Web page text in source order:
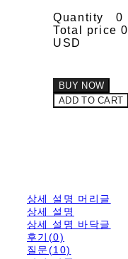
Quantity
0
Total price 0
USD
BUY NOW
ADD TO CART
상세 설명 머리글
상세 설명
상세 설명 바닥글
후기(0)
질문(10)